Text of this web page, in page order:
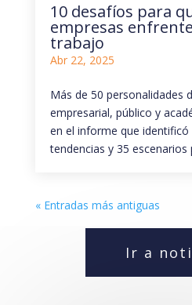
10 desafíos para
empresas
trabajo
Abr 22, 2025
Más de 50 personalidades
empresarial, público y
en el informe que
tendencias y 35 escenarios
« Entradas más antiguas
Ir a